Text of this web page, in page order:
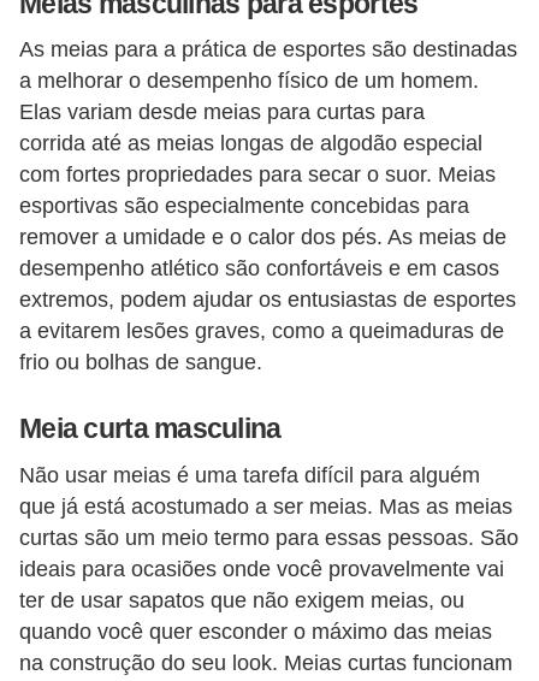
As meias para a prática de esportes são destinadas
a melhorar o desempenho físico de um homem.
Elas variam desde meias para curtas para
corrida até as meias longas de algodão especial
com fortes propriedades para secar o suor. Meias
esportivas são especialmente concebidas para
remover a umidade e o calor dos pés. As meias de
desempenho atlético são confortáveis e em casos
extremos, podem ajudar os entusiastas de esportes
a evitarem lesões graves, como a queimaduras de
frio ou bolhas de sangue.
Meia curta masculina
Não usar meias é uma tarefa difícil para alguém
que já está acostumado a ser meias. Mas as meias
curtas são um meio termo para essas pessoas. São
ideais para ocasiões onde você provavelmente vai
ter de usar sapatos que não exigem meias, ou
quando você quer esconder o máximo das meias
na construção do seu look. Meias curtas funcionam
o
s
f
í
i
c
o
s
M
d
m
a
s
c
u